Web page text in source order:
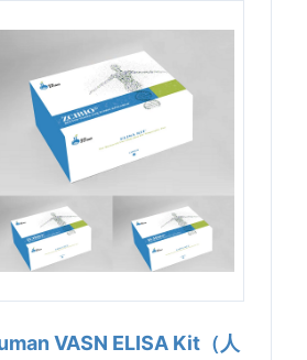
VASN ELISA Kit（人